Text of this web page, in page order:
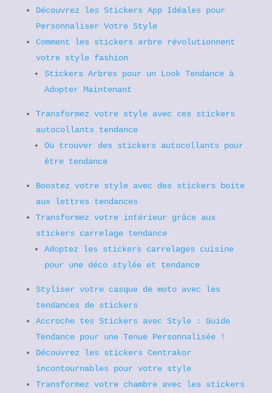
Découvrez les Stickers App Idéales pour
Personnaliser Votre Style
Comment les stickers arbre révolutionnent
votre style fashion
Stickers Arbres pour un Look Tendance à
Adopter Maintenant
Transformez votre style avec ces stickers
autocollants tendance
Où trouver des stickers autocollants pour
être tendance
Boostez votre style avec des stickers boite
aux lettres tendances
Transformez votre intérieur grâce aux
stickers carrelage tendance
Adoptez les stickers carrelages cuisine
pour une déco stylée et tendance
Styliser votre casque de moto avec les
tendances de stickers
Accroche tes Stickers avec Style : Guide
Tendance pour une Tenue Personnalisée !
Découvrez les stickers Centrakor
incontournables pour votre style
Transformez votre chambre avec les stickers